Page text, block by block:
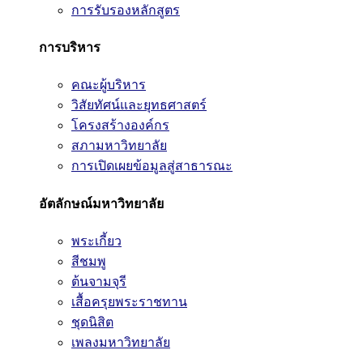
การรับรองหลักสูตร
การบริหาร
คณะผู้บริหาร
วิสัยทัศน์และยุทธศาสตร์
โครงสร้างองค์กร
สภามหาวิทยาลัย
การเปิดเผยข้อมูลสู่สาธารณะ
อัตลักษณ์มหาวิทยาลัย
พระเกี้ยว
สีชมพู
ต้นจามจุรี
เสื้อครุยพระราชทาน
ชุดนิสิต
เพลงมหาวิทยาลัย